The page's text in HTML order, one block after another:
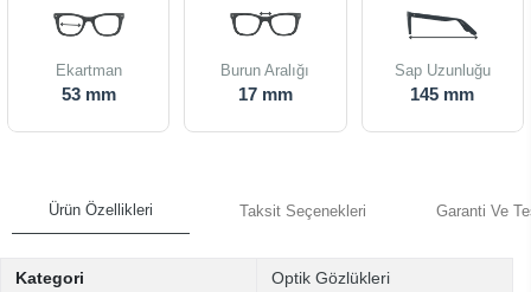
Ekartman
53 mm
Burun Aralığı
17 mm
Sap Uzunluğu
145 mm
Ürün Özellikleri Taksit Seçenekleri Garanti Ve
Kategori Optik Gözlükleri